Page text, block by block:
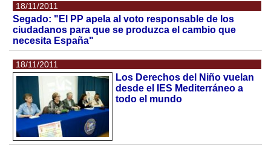
18/11/2011
Segado: "El PP apela al voto responsable de los
ciudadanos para que se produzca el cambio que
necesita España"
18/11/2011
Los Derechos del Niño vuelan
desde el IES Mediterráneo a
todo el mundo